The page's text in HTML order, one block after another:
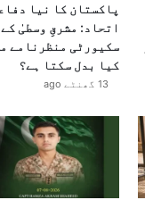
پاکستان کا نیا
اتحاد: مشرقِ وسطیٰ کے
سکیورٹی منظرنامے
کیا بدل سکتا ہے؟
13 گھنٹے ago